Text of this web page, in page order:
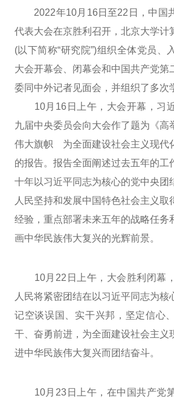
2022年10月16日至22日，中国
代表大会在京胜利召开，北京大学计
(以下简称“研究院”)组织全体党员、
大会开幕会、闭幕会和中国共产党第
委同中外记者见面会，并组织了多次
10月16日上午，大会开幕，习
九届中央委员会向大会作了题为《高
伟大旗帜 为全面建设社会主义现代
的报告。报告全面阐述过去五年的工
十年以习近平同志为核心的党中央团
人民坚持和发展中国特色社会主义取
经验，重点部署未来五年的战略任务
画中华民族伟大复兴的光辉前景。
10月22日上午，大会胜利闭幕
人民将紧密团结在以习近平同志为核
记空谈误国、实干兴邦，坚定信心
干、奋勇前进，为全面建设社会主义
进中华民族伟大复兴而团结奋斗。
10月23日上午，在中国共产党